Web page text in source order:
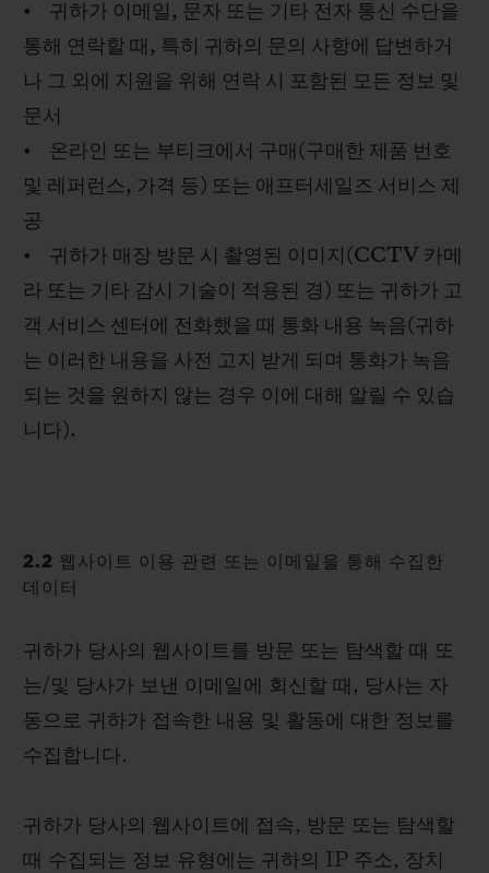
• 귀하가 이메일, 문자 또는 기타 전자 통신 수단을
통해 연락할 때, 특히 귀하의 문의 사항에 답변하거
나 그 외에 지원을 위해 연락 시 포함된 모든 정보 및
문서
• 온라인 또는 부티크에서 구매(구매한 제품 번호
및 레퍼런스, 가격 등) 또는 애프터세일즈 서비스 제
공
• 귀하가 매장 방문 시 촬영된 이미지(CCTV 카메
라 또는 기타 감시 기술이 적용된 경) 또는 귀하가 고
객 서비스 센터에 전화했을 때 통화 내용 녹음(귀하
는 이러한 내용을 사전 고지 받게 되며 통화가 녹음
되는 것을 원하지 않는 경우 이에 대해 알릴 수 있습
니다).
2.2 웹사이트 이용 관련 또는 이메일을 통해 수집한
데이터
귀하가 당사의 웹사이트를 방문 또는 탐색할 때 또
는/및 당사가 보낸 이메일에 회신할 때, 당사는 자
동으로 귀하가 접속한 내용 및 활동에 대한 정보를
수집합니다.
귀하가 당사의 웹사이트에 접속, 방문 또는 탐색할
때 수집되는 정보 유형에는 귀하의 IP 주소, 장치